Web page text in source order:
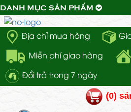
Địa chỉ mua hàng
Miễn phí giao hàng
Đổi trả trong 7 ngày
(0)
DANH MỤC SẢN PHẨM